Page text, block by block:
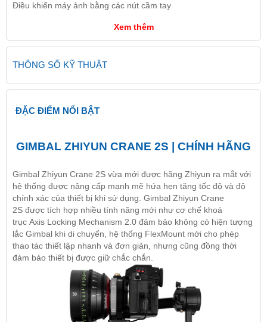
Điều khiển máy ảnh bằng các nút cầm tay
Xem thêm
THÔNG SỐ KỸ THUẬT
ĐẶC ĐIỂM NỔI BẬT
GIMBAL ZHIYUN CRANE 2S | CHÍNH HÃNG
Gimbal Zhiyun Crane 2S vừa mới được hãng Zhiyun ra mắt với
hệ thống được nâng cấp mạnh mẽ hứa hẹn tăng tốc độ và độ
chính xác của thiết bị khi sử dụng. Gimbal Zhiyun Crane
2S được tích hợp nhiều tính năng mới như cơ chế khoá
trục Axis Locking Mechanism 2.0 đảm bảo không có hiện tượng
lắc Gimbal khi di chuyển, hệ thống FlexMount mới cho phép
thao tác thiết lập nhanh và đơn giản, nhưng cũng đồng thời
đảm bảo thiết bị được giữ chắc chắn.